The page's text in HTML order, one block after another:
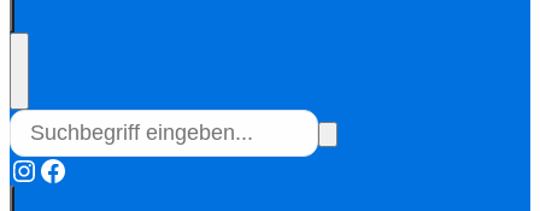
Instagram
Facebook